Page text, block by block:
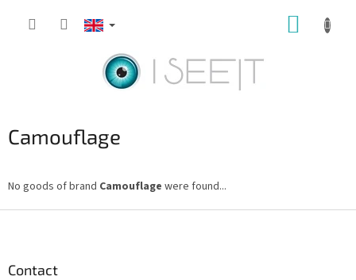
Camouflage
No goods of brand Camouflage were found...
Contact